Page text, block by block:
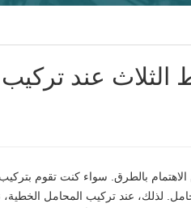
الثلاث عند
بالطرق. سواء كنت تقوم
لذلك، عند تركيب المحامل الخطية،